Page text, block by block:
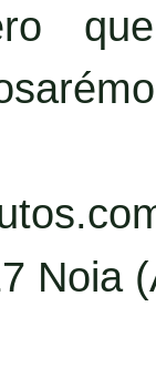
Noia